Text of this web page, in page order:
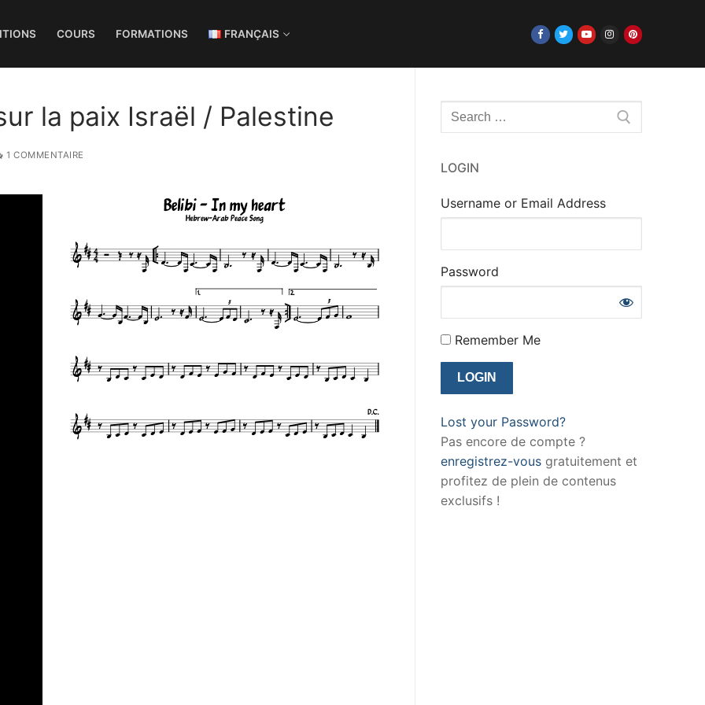
COURS FORMATIONS FRANÇAIS
la paix Israël / Palestine
1 COMMENTAIRE
Rechercher
:
LOGIN
Username or Email Address
Password
Remember Me
Lost your Password?
Pas encore de compte ?
enregistrez-vous gratuitement et
profitez de plein de contenus
exclusifs !